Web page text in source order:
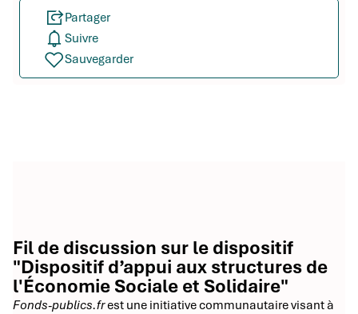
Partager
Suivre
Sauvegarder
Fil de discussion sur le dispositif
"Dispositif d’appui aux structures de
l'Économie Sociale et Solidaire"
Fonds-publics.frest une initiative communautaire visant à